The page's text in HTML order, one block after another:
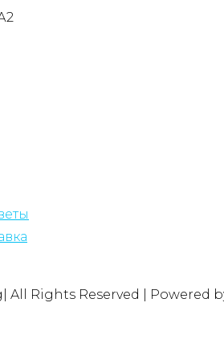
All Rights Reserved | Powered